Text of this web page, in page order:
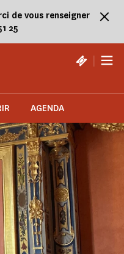
de vous renseigner
25
|
AGENDA